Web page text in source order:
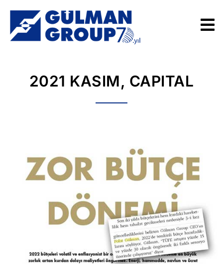
2021 KASIM, CAPITAL